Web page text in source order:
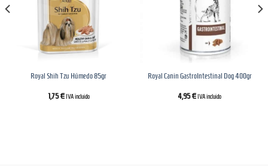
Royal Shih Tzu Húmedo 85gr
1,75€ IVA incluido
Royal Canin GastroIntestinal Dog 400gr
4,95€ IVA incluido